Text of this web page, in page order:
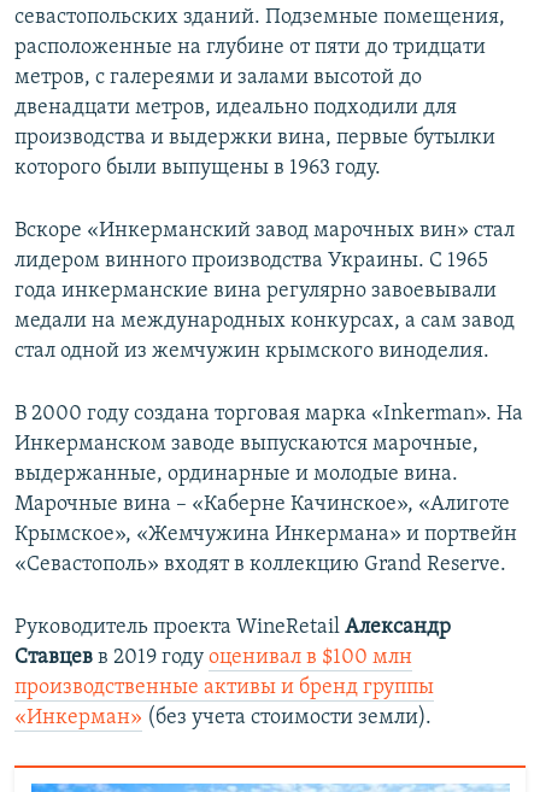
севастопольских зданий. Подземные помещения,
расположенные на глубине от пяти до тридцати
метров, с галереями и залами высотой до
двенадцати метров, идеально подходили для
производства и выдержки вина, первые бутылки
которого были выпущены в 1963 году.
Вскоре «Инкерманский завод марочных вин» стал
лидером винного производства Украины. С 1965
года инкерманские вина регулярно завоевывали
медали на международных конкурсах, а сам завод
стал одной из жемчужин крымского виноделия.
В 2000 году создана торговая марка «Inkerman». На
Инкерманском заводе выпускаются марочные,
выдержанные, ординарные и молодые вина.
Марочные вина – «Каберне Качинское», «Алиготе
Крымское», «Жемчужина Инкермана» и портвейн
«Севастополь» входят в коллекцию Grand Reserve.
Руководитель проекта WineRetail Александр
Ставцев в 2019 году оценивал в $100 млн
производственные активы и бренд группы
«Инкерман» (без учета стоимости земли).